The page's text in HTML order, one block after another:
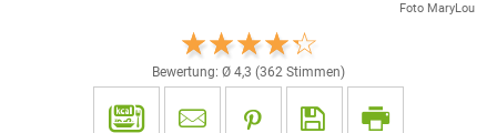
Foto MaryLou
Bewertung: Ø 4,3 (362 Stimmen)